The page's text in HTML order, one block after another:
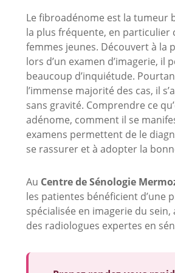
Le fibroadénome est la tumeur
la plus fréquente, en particulier
femmes jeunes. Découvert à la
lors d’un examen d’imagerie, il
beaucoup d’inquiétude.
l’immense majorité des cas, il
sans gravité. Comprendre ce
adénome, comment il se
examens permettent de le
se rassurer et à adopter la
Au Centre de Sénologie
les patientes bénéficient d’une
spécialisée en imagerie du sein,
des radiologues expertes en